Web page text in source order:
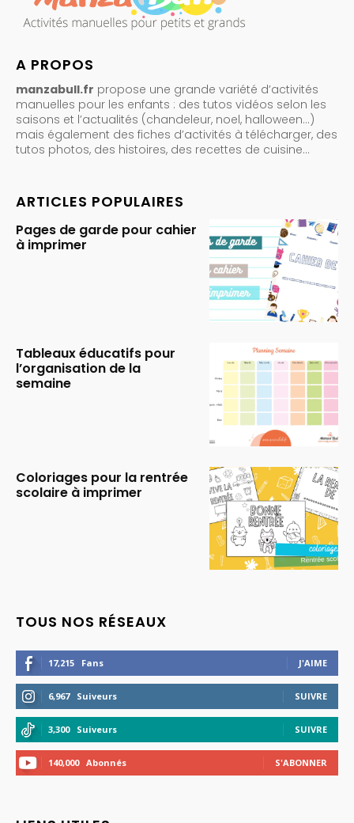
A PROPOS
manzabull.fr propose une grande variété d’activités
manuelles pour les enfants : des tutos vidéos selon les
saisons et l’actualités (chandeleur, noel, halloween…)
mais également des fiches d’activités à télécharger, des
tutos photos, des histoires, des recettes de cuisine…
ARTICLES POPULAIRES
Pages de garde pour cahier
à imprimer
Tableaux éducatifs pour
l’organisation de la
semaine
Coloriages pour la rentrée
scolaire à imprimer
TOUS NOS RÉSEAUX
17,215 Fans J'AIME
6,967 Suiveurs SUIVRE
3,300 Suiveurs SUIVRE
140,000 Abonnés S'ABONNER